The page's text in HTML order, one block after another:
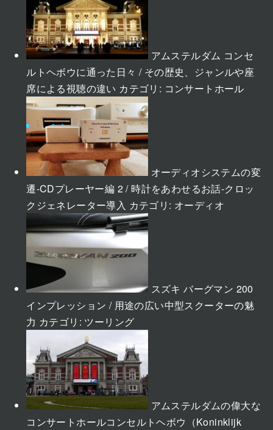
アムステルダム コンセ
ルトヘボウに通った日々 / その歴史、ジャンルや座
席による視聴の違い カテゴリ: コンサートホール
オーディオシステムの変
遷-CDプレーヤー編 2 / 時計をあわせるお話-クロッ
クジェネレーター導入 カテゴリ: オーディオ
スズキ バーグマン 200
インプレッション / 用途の広い中型スクーターの魅
力 カテゴリ: ツーリング
アムステルダムの偉大な
コンサートホールコンセルトヘボウ（Koninklijk